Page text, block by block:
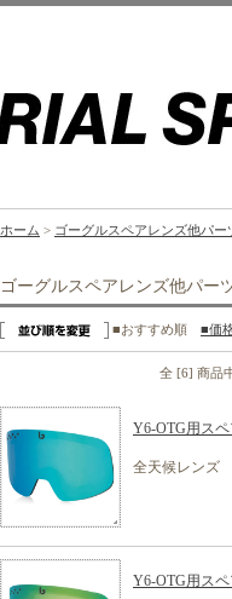
ホーム > ゴーグルスペアレンズ他パー
ゴーグルスペアレンズ他パ
■おすすめ順 ■価
全 [6] 商品
Y6-OTG用ス
全天候レンズ
Y6-OTG用ス